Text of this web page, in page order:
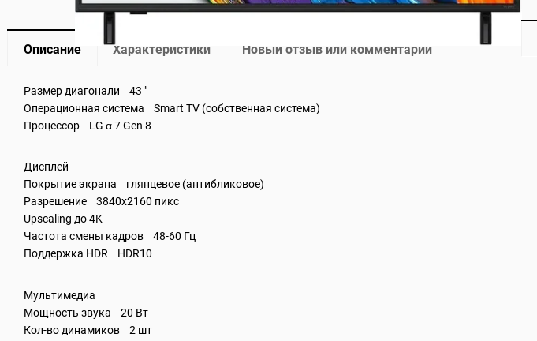
Описание Характеристики Новый отзыв или комментарий
Размер диагонали 43 "
Операционная система Smart TV (собственная система)
Процессор LG α 7 Gen 8
Дисплей
Покрытие экрана глянцевое (антибликовое)
Разрешение 3840x2160 пикс
Upscaling до 4K
Частота смены кадров 48-60 Гц
Поддержка HDR HDR10
Мультимедиа
Мощность звука 20 Вт
Кол-во динамиков 2 шт